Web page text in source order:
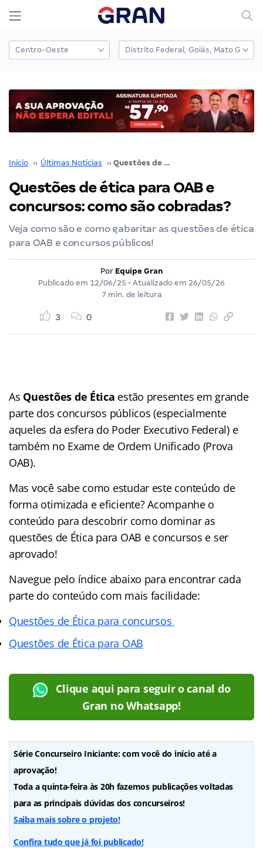
Início ›› Últimas Notícias ›› Questões de ética para OAB e concursos: como são cobradas?
Questões de ética para OAB e
concursos: como são cobradas?
Veja como são e como gabaritar as questões de ética
para OAB e concursos públicos!
Por Equipe Gran
Publicado em 12/06/25 • Atualizado em 26/05/26
7 min. de leitura
3 0
As Questões de Ética estão presentes em grande
parte dos concursos públicos (especialmente
aqueles da esfera do Poder Executivo Federal) e
também no Exame de Ordem Unificado (Prova
OAB).
Mas você sabe como estudar este conteúdo de
forma otimizada e eficiente? Acompanhe o
conteúdo para descobrir como dominar as
questões de Ética para OAB e concursos e ser
aprovado!
Navegue pelo índice abaixo para encontrar cada
parte do conteúdo com mais facilidade:
Questões de Ética para concursos
Questões de Ética para OAB
Clique aqui para seguir o canal do
Gran no Whatsapp!
Série Concurseiro Iniciante: com você do início até a
aprovação!
Toda a quinta-feira às 20h fazemos publicações voltadas
para as principais dúvidas dos concurseiros!
Saiba mais sobre o projeto!
Confira tudo que já foi publicado!